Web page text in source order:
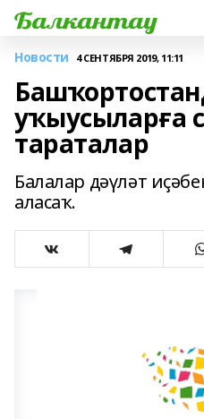
Новости 4 СЕНТЯБРЯ 2019, 11:11
уҡыусыларға
тараталар
Балалар дәүләт
аласаҡ.